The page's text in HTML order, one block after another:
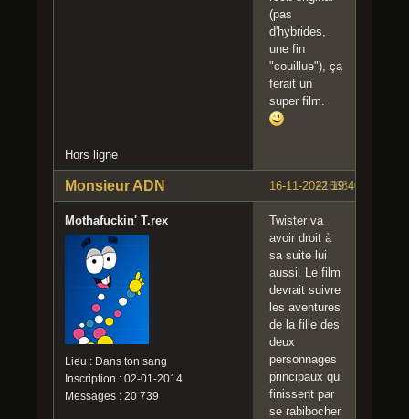
(pas
d'hybrides,
une fin
"couillue"), ça
ferait un
super film.
Hors ligne
#1663
16-11-2022 19:40:56
Monsieur ADN
Mothafuckin' T.rex
Lieu : Dans ton sang
Inscription : 02-01-2014
Messages : 20 739
Twister va
avoir droit à
sa suite lui
aussi. Le film
devrait suivre
les aventures
de la fille des
deux
personnages
principaux qui
finissent par
se rabibocher